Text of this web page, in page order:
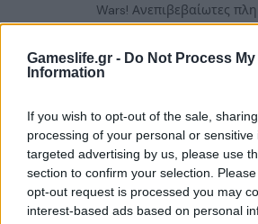
Gameslife.gr - Do Not Process My
Information
If you wish to opt-out of the sale,
processing of your personal or
targeted advertising by us, please use
section to confirm your selection.
opt-out request is processed you may
interest-based ads based on personal
Wars! Ανεπιβεβαίωτες
όμως να ξεφαντώνει με
κάθε είδους. Τον
διαδικτυακές αρένες του
κατηγορία...
RELATEDPOSTS